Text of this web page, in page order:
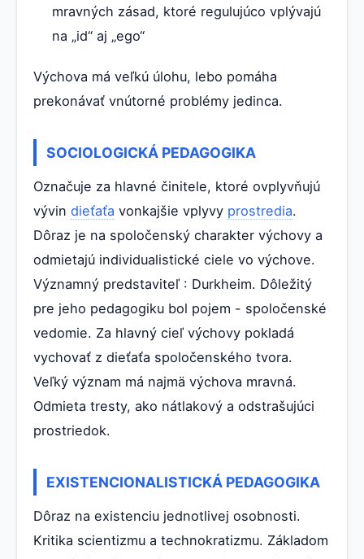
mravných zásad, ktoré regulujúco vplývajú
na „id“ aj „ego“
Výchova má veľkú úlohu, lebo pomáha
prekonávať vnútorné problémy jedinca.
SOCIOLOGICKÁ PEDAGOGIKA
Označuje za hlavné činitele, ktoré ovplyvňujú
vývin dieťaťa vonkajšie vplyvy prostredia.
Dôraz je na spoločenský charakter výchovy a
odmietajú individualistické ciele vo výchove.
Významný predstaviteľ : Durkheim. Dôležitý
pre jeho pedagogiku bol pojem - spoločenské
vedomie. Za hlavný cieľ výchovy pokladá
vychovať z dieťaťa spoločenského tvora.
Veľký význam má najmä výchova mravná.
Odmieta tresty, ako nátlakový a odstrašujúci
prostriedok.
EXISTENCIONALISTICKÁ PEDAGOGIKA
Dôraz na existenciu jednotlivej osobnosti.
Kritika scientizmu a technokratizmu. Základom